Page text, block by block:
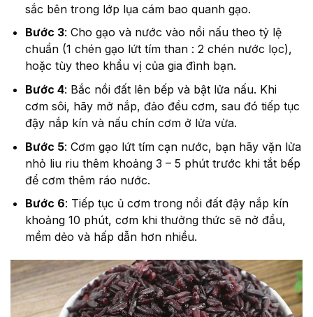
sắc bên trong lớp lụa cám bao quanh gạo.
Bước 3: Cho gạo và nước vào nồi nấu theo tỷ lệ
chuẩn (1 chén gạo lứt tím than : 2 chén nước lọc),
hoặc tùy theo khẩu vị của gia đình bạn.
Bước 4: Bắc nồi đất lên bếp và bật lửa nấu. Khi
cơm sôi, hãy mở nắp, đảo đều cơm, sau đó tiếp tục
đậy nắp kín và nấu chín cơm ở lửa vừa.
Bước 5: Cơm gạo lứt tím cạn nước, bạn hãy vặn lửa
nhỏ liu riu thêm khoảng 3 – 5 phút trước khi tắt bếp
để cơm thêm ráo nước.
Bước 6: Tiếp tục ủ cơm trong nồi đất đậy nắp kín
khoảng 10 phút, cơm khi thưởng thức sẽ nở đầu,
mềm dẻo và hấp dẫn hơn nhiều.